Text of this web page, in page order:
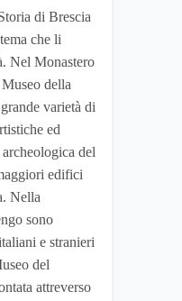
di Brescia
che li
Nel Monastero
della
varietà di
ed
del
edifici
Nella
sono
e stranieri
del
attreverso